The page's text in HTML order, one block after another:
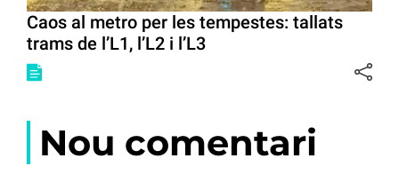
Caos al metro per les tempestes: tallats
trams de l’L1, l’L2 i l’L3
Nou comentari